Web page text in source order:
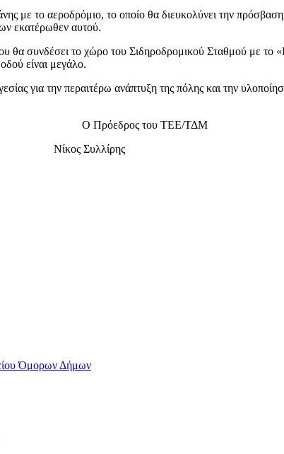
με το αεροδρόμιο, το οποίο θα διευκολύνει την
εκατέρωθεν αυτού.
θα συνδέσει το χώρο του Σιδηροδρομικού Σταθμού με το
είναι μεγάλο.
για την περαιτέρω ανάπτυξη της πόλης και την
Ο Πρόεδρος του ΤΕΕ/ΤΔΜ
Νίκος Συλλίρης